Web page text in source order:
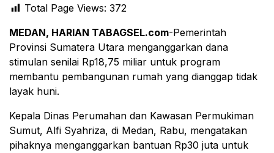
Total Page Views: 372
MEDAN, HARIAN TABAGSEL.com-Pemerintah
Provinsi Sumatera Utara menganggarkan dana
stimulan senilai Rp18,75 miliar untuk program
membantu pembangunan rumah yang dianggap tidak
layak huni.
Kepala Dinas Perumahan dan Kawasan Permukiman
Sumut, Alfi Syahriza, di Medan, Rabu, mengatakan
pihaknya menganggarkan bantuan Rp30 juta untuk